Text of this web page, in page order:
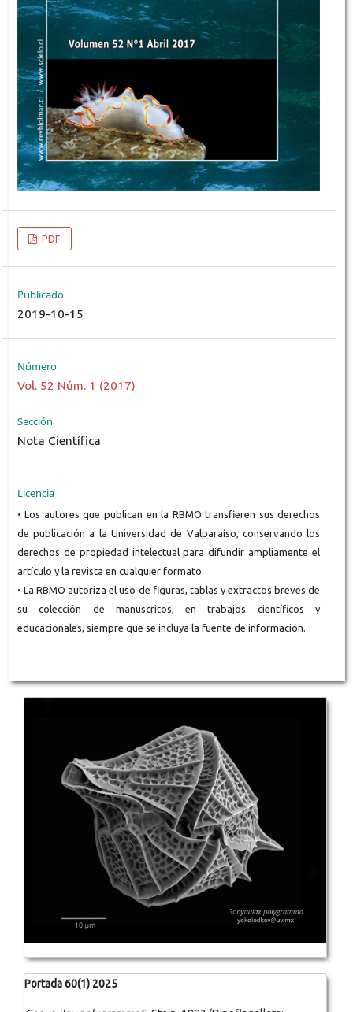
PDF
Publicado
2019-10-15
Número
Vol. 52 Núm. 1 (2017)
Sección
Nota Científica
Licencia
• Los autores que publican en la RBMO transfieren sus derechos
de publicación a la Universidad de Valparaíso, conservando los
derechos de propiedad intelectual para difundir ampliamente el
artículo y la revista en cualquier formato.
• La RBMO autoriza el uso de figuras, tablas y extractos breves de
su colección de manuscritos, en trabajos científicos y
educacionales, siempre que se incluya la fuente de información.
Portada 60(1) 2025